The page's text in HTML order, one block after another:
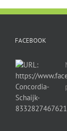
FACEBOOK